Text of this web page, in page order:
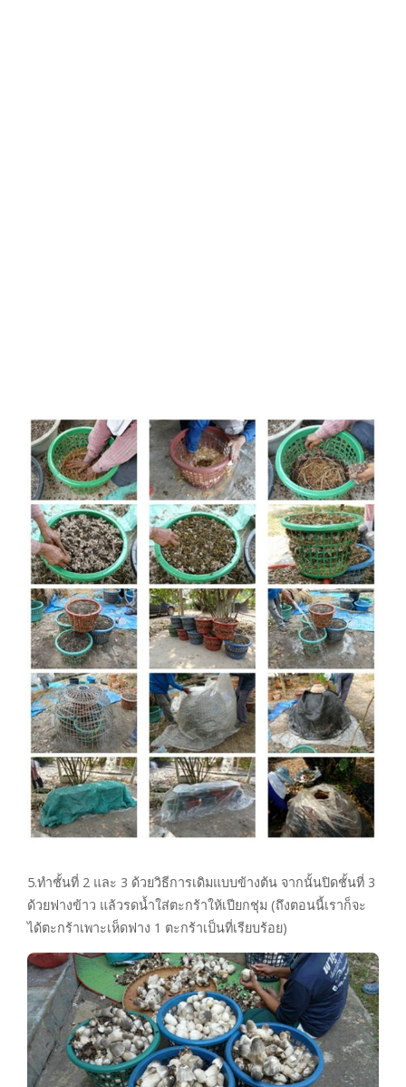
5.ทำชั้นที่ 2 และ 3 ด้วยวิธีการเดิมแบบข้างต้น จากนั้นปิดชั้นที่ 3
ด้วยฟางข้าว แล้วรดน้ำใส่ตะกร้าให้เปียกชุ่ม (ถึงตอนนี้เราก็จะ
ได้ตะกร้าเพาะเห็ดฟาง 1 ตะกร้าเป็นที่เรียบร้อย)